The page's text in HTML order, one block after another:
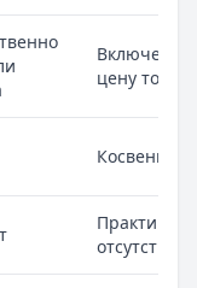
Включены
цену
Косвенная
отсутствует